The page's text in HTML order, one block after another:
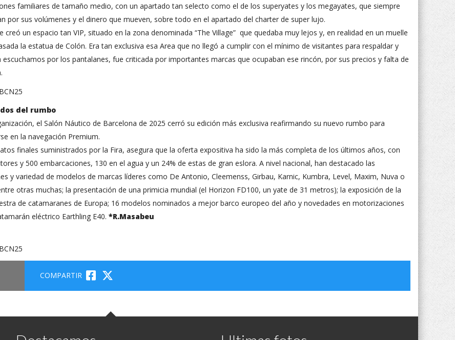
familiares de tamaño medio, con un apartado tan selecto como el de los superyates y los megayates, que siempre
por sus volúmenes y el dinero que mueven, sobre todo en el apartado del charter de super lujo.
creó un espacio tan VIP, situado en la zona denominada “The Village” que quedaba muy lejos y, en realidad en un muelle
la estatua de Colón. Era tan exclusiva esa Area que no llegó a cumplir con el mínimo de visitantes para respaldar y
escuchamos por los pantalanes, fue criticada por importantes marcas que ocupaban ese rincón, por sus precios y falta de
del rumbo
el Salón Náutico de Barcelona de 2025 cerró su edición más exclusiva reafirmando su nuevo rumbo para
en la navegación Premium.
finales suministrados por la Fira, asegura que la oferta expositiva ha sido la más completa de los últimos años, con
y 500 embarcaciones, 130 en el agua y un 24% de estas de gran eslora. A nivel nacional, han destacado las
y variedad de modelos de marcas líderes como De Antonio, Cleemenss, Girbau, Karnic, Kumbra, Level, Maxim, Nuva o
otras muchas; la presentación de una primicia mundial (el Horizon FD100, un yate de 31 metros); la exposición de la
de catamaranes de Europa; 16 modelos nominados a mejor barco europeo del año y novedades en motorizaciones
eléctrico Earthling E40. *R.Masabeu
COMPARTIR